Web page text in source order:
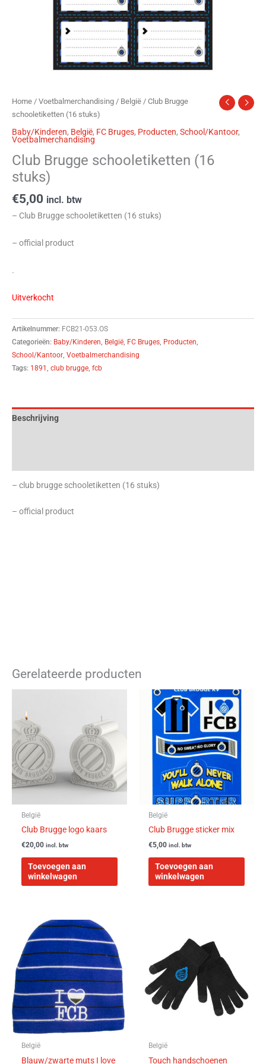
Home / Voetbalmerchandising / België / Club Brugge
schooletiketten (16 stuks)
Baby/Kinderen, België, FC Bruges, Producten, School/Kantoor,
Voetbalmerchandising
Club Brugge schooletiketten (16
stuks)
€5,00 incl. btw
– Club Brugge schooletiketten (16 stuks)
– official product
.
Uitverkocht
Artikelnummer: FCB21-053.OS
Categorieën: Baby/Kinderen, België, FC Bruges, Producten,
School/Kantoor, Voetbalmerchandising
Tags: 1891 , club brugge, fcb
Beschrijving
– club brugge schooletiketten (16 stuks)
– official product
Gerelateerde producten
België
Club Brugge logo kaars
€20,00 incl. btw
Toevoegen aan
winkelwagen
België
Club Brugge sticker mix
€5,00 incl. btw
Toevoegen aan
winkelwagen
België
Blauw/zwarte muts I love
België
Touch handschoenen